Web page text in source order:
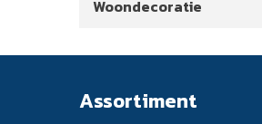
Woondecoratie
Assortiment